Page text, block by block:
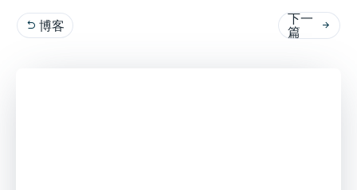
 博客
下一
篇
